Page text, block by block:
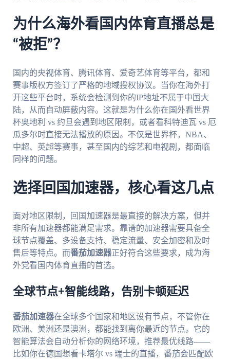
为什么海外看国内体育直播总是
“被拒”？
国内的央视体育、腾讯体育、爱奇艺体育等平台，都和
赛事版权方签订了严格的地域授权协议。当你在海外打
开这些平台时，系统会检测到你的IP地址不属于中国大
陆，从而自动屏蔽内容。这就是为什么你在国外看世界
杯奥地利 vs 约旦会遇到地区限制，或者看科特迪瓦 vs 厄
瓜多尔时直接无法播放的原因。不仅是世界杯，NBA、
中超、英超等赛事，甚至国内的综艺和电视剧，都面临
同样的问题。
选择回国加速器，核心看这几点
面对地区限制，回国加速器是最直接的解决方案，但并
非所有加速器都能满足需求。靠谱的加速器需要具备全
球节点覆盖、多设备支持、稳定流量、安全加密和及时
售后等特点。而番茄加速器正好符合这些要求，成为海
外党看国内体育直播的首选。
全球节点+智能线路，告别卡顿延迟
番茄加速器在全球多个国家和地区设有节点，不管你在
欧洲、美洲还是澳洲，都能找到离你最近的节点。它的
智能算法会自动分析你的网络环境，推荐最优线路——
比如你在德国想看卡塔尔 vs 瑞士的直播，番茄会匹配欧